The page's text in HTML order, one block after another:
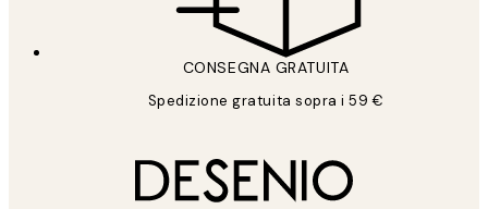
CONSEGNA GRATUITA
Spedizione gratuita sopra i 59 €